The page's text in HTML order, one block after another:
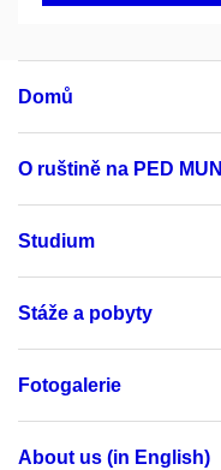
Domů
O ruštině na PED MUNI
Studium
Stáže a pobyty
Fotogalerie
About us (in English)